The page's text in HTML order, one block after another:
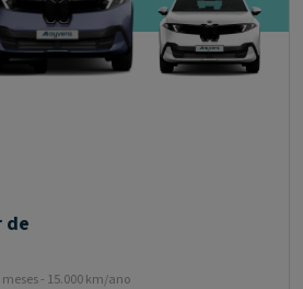
de
meses - 15.000 km/ano